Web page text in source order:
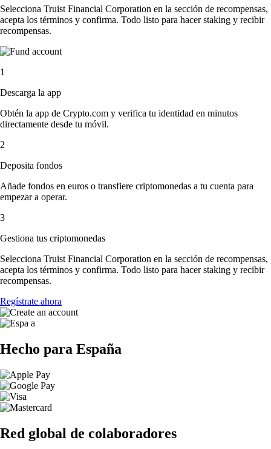
Selecciona Truist Financial Corporation en la sección de recompensas,
acepta los términos y confirma. Todo listo para hacer staking y recibir
recompensas.
1
Descarga la app
Obtén la app de Crypto.com y verifica tu identidad en minutos
directamente desde tu móvil.
2
Deposita fondos
Añade fondos en euros o transfiere criptomonedas a tu cuenta para
empezar a operar.
3
Gestiona tus criptomonedas
Selecciona Truist Financial Corporation en la sección de recompensas,
acepta los términos y confirma. Todo listo para hacer staking y recibir
recompensas.
Regístrate ahora
Hecho para España
Red global de colaboradores